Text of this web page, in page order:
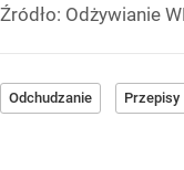
Źródło: Odżywianie
Odchudzanie Przepisy